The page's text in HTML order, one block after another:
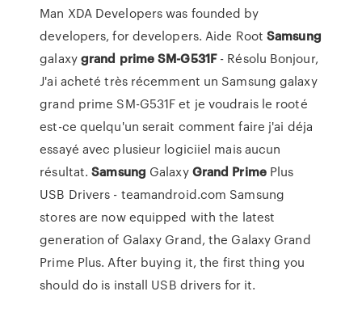
Man XDA Developers was founded by
developers, for developers. Aide RootSamsung
galaxygrand primeSM-G531F- Résolu Bonjour,
J'ai acheté très récemment un Samsung galaxy
grand prime SM-G531F et je voudrais le rooté
est-ce quelqu'un serait comment faire j'ai déja
essayé avec plusieur logiciiel mais aucun
résultat.Samsung GalaxyGrand PrimePlus
USB Drivers - teamandroid.com Samsung
stores are now equipped with the latest
generation of Galaxy Grand, the Galaxy Grand
Prime Plus. After buying it, the first thing you
should do is install USB drivers for it.